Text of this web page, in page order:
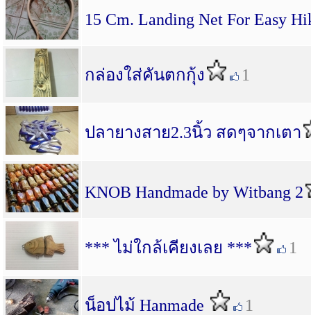
15 Cm. Landing Net For Easy
กล่องใส่คันตกกุ้ง 1
ปลายางสาย2.3นิ้ว สดๆจากเตา
KNOB Handmade by Witbang 2
*** ไม่ใกล้เคียงเลย *** 1
น็อปไม้ Hanmade 1